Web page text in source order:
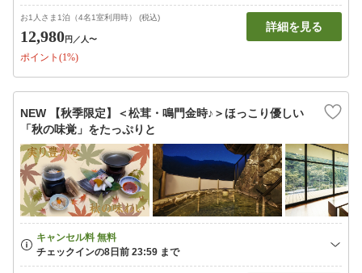
お1人さま1泊（4名1室利用時） (税込)
12,980円 ／人〜
ポイント(1%)
詳細を見る
NEW 【秋季限定】＜松茸・鳴門金時♪＞ほっこり優しい
「秋の味覚」をたっぷりと